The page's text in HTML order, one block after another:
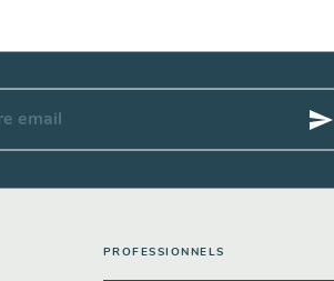
email send
PROFESSIONNELS